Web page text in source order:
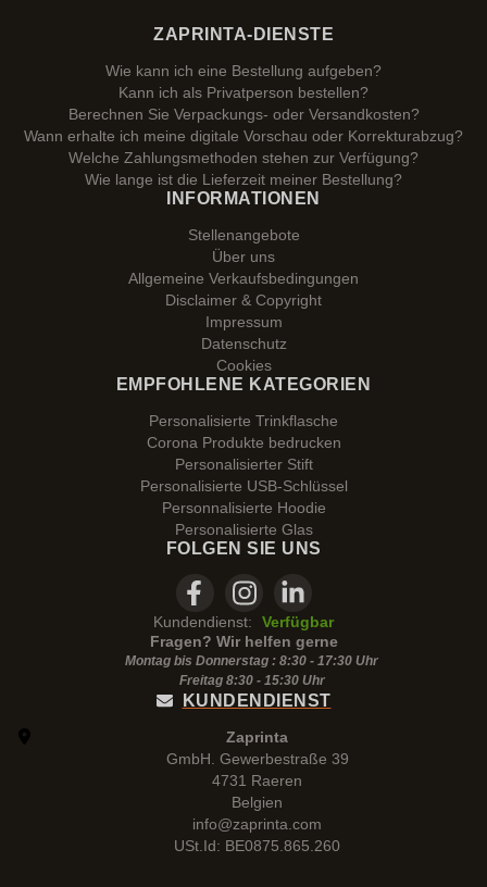
ZAPRINTA-DIENSTE
Wie kann ich eine Bestellung aufgeben?
Kann ich als Privatperson bestellen?
Berechnen Sie Verpackungs- oder Versandkosten?
Wann erhalte ich meine digitale Vorschau oder Korrekturabzug?
Welche Zahlungsmethoden stehen zur Verfügung?
Wie lange ist die Lieferzeit meiner Bestellung?
INFORMATIONEN
Stellenangebote
Über uns
Allgemeine Verkaufsbedingungen
Disclaimer & Copyright
Impressum
Datenschutz
Cookies
EMPFOHLENE KATEGORIEN
Personalisierte Trinkflasche
Corona Produkte bedrucken
Personalisierter Stift
Personalisierte USB-Schlüssel
Personnalisierte Hoodie
Personalisierte Glas
FOLGEN SIE UNS
Kundendienst:
Verfügbar
Fragen? Wir helfen gerne
Montag bis Donnerstag : 8:30 - 17:30 Uhr
Freitag 8:30 - 15:30Uhr
KUNDENDIENST
Zaprinta
GmbH. Gewerbestraße 39
4731 Raeren
Belgien
info@zaprinta.com
USt.Id: BE0875.865.260